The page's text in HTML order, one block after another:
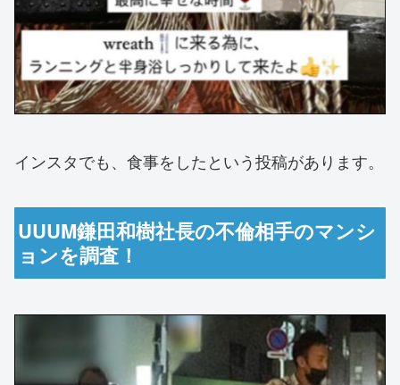
インスタでも、食事をしたという投稿があります。
UUUM鎌田和樹社長の不倫相手のマンシ
ョンを調査！